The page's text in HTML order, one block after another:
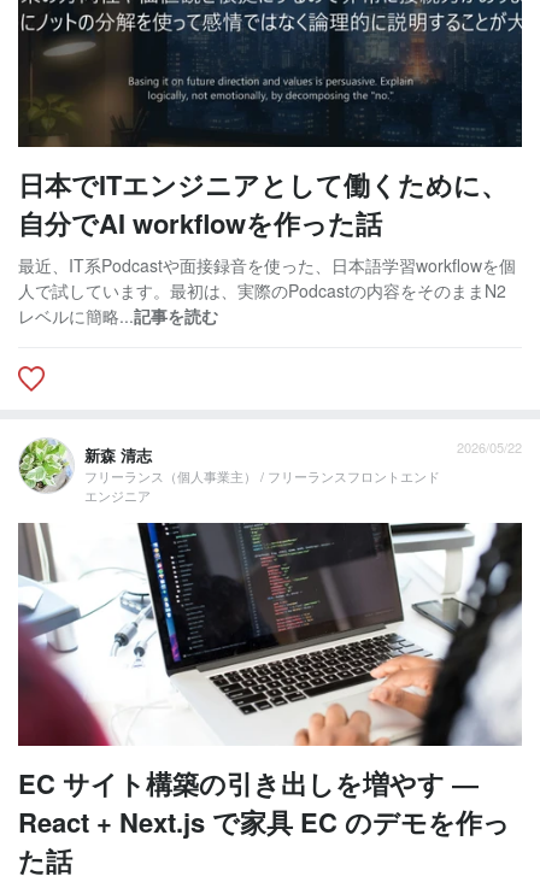
日本でITエンジニアとして働くために、
自分でAI workflowを作った話
最近、IT系Podcastや面接録音を使った、日本語学習workflowを個
人で試しています。最初は、実際のPodcastの内容をそのままN2
レベルに簡略...記事を読む
新森 清志
フリーランス（個人事業主） / フリーランスフロントエンド
エンジニア
2026/05/22
EC サイト構築の引き出しを増やす ―
React + Next.js で家具 EC のデモを作っ
た話